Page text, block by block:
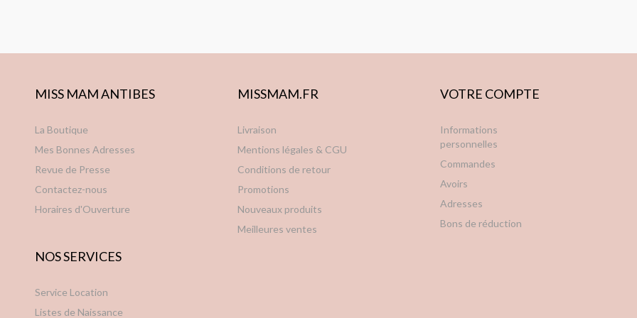
MISS MAM ANTIBES
La Boutique
Mes Bonnes Adresses
Revue de Presse
Contactez-nous
Horaires d'Ouverture
MISSMAM.FR
Livraison
Mentions légales & CGU
Conditions de retour
Promotions
Nouveaux produits
Meilleures ventes
NOS SERVICES
Service Location
Listes de Naissance
VOTRE COMPTE
Informations
personnelles
Commandes
Avoirs
Adresses
Bons de réduction